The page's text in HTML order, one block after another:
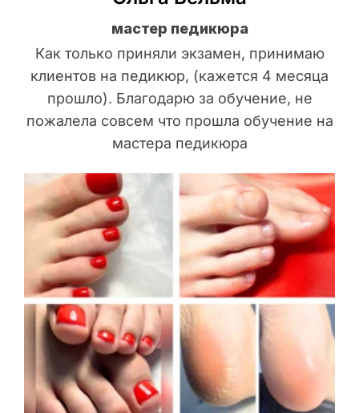
мастер педикюра
Как только приняли экзамен, принимаю
клиентов на педикюр, (кажется 4 месяца
прошло). Благодарю за обучение, не
пожалела совсем что прошла обучение на
мастера педикюра